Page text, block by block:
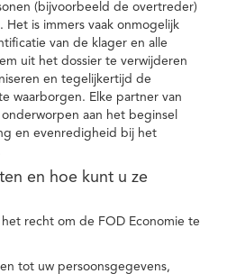
(bijvoorbeeld de overtreder)
is immers vaak onmogelijk
van de klager en alle
uit het dossier te verwijderen
en tegelijkertijd de
waarborgen. Elke partner van
aan het beginsel
en evenredigheid bij het
en hoe kunt u ze
recht om de FOD Economie te
tot uw persoonsgegevens,